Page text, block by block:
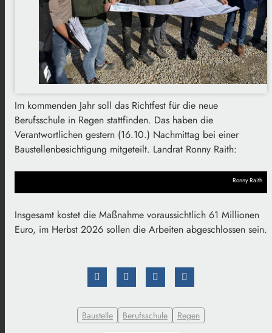
Im kommenden Jahr soll das Richtfest für die neue
Berufsschule in Regen stattfinden. Das haben die
Verantwortlichen gestern (16.10.) Nachmittag bei einer
Baustellenbesichtigung mitgeteilt. Landrat Ronny Raith:
Ronny Raith
Insgesamt kostet die Maßnahme voraussichtlich 61 Millionen
Euro, im Herbst 2026 sollen die Arbeiten abgeschlossen sein.
Baustelle Berufsschule Regen